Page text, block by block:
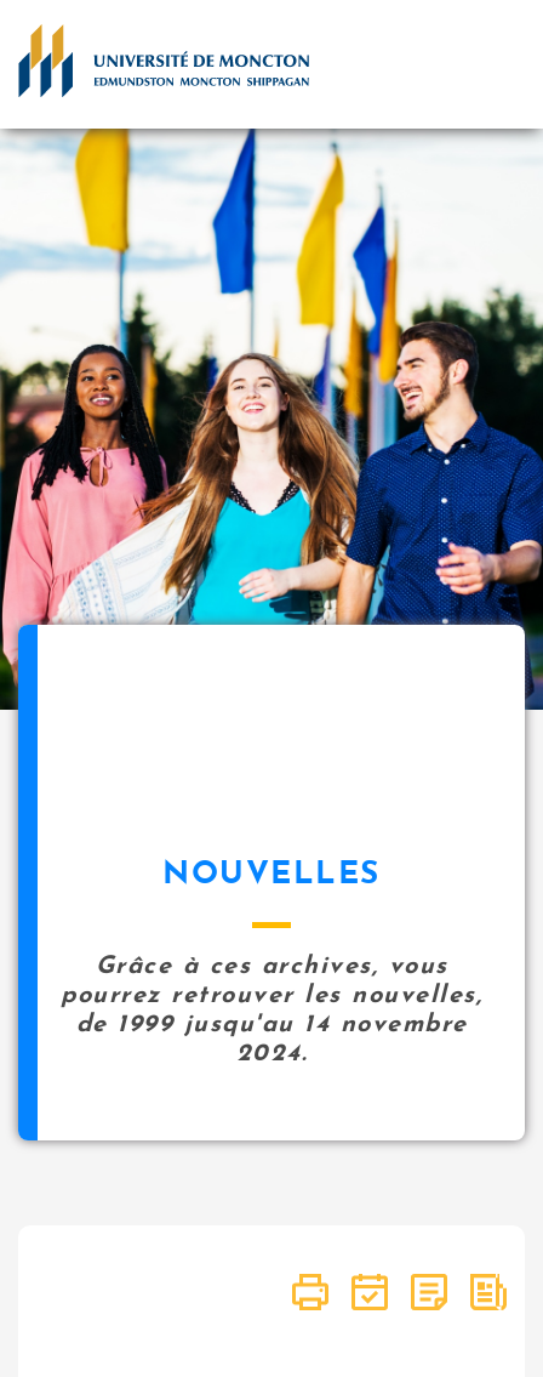
NOUVELLES
Grâce à ces archives, vous
pourrez retrouver les nouvelles,
de 1999 jusqu'au 14 novembre
2024.